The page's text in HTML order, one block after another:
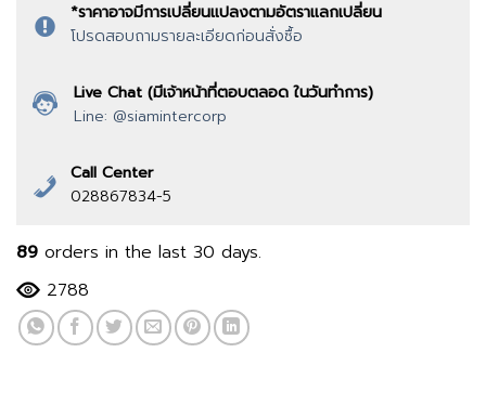
*ราคาอาจมีการเปลี่ยนแปลงตามอัตราแลกเปลี่ยน
โปรดสอบถามรายละเอียดก่อนสั่งซื้อ
Live Chat (มีเจ้าหน้าที่ตอบตลอด ในวันทำการ)
Line: @siamintercorp
Call Center
028867834-5
89 orders in the last 30 days.
2788